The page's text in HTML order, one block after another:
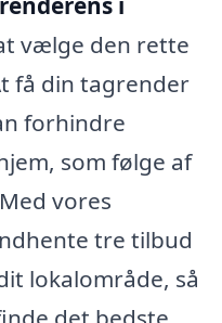
vælge den rette
få din tagrender
forhindre
som følge af
vores
tre tilbud
lokalområde, så